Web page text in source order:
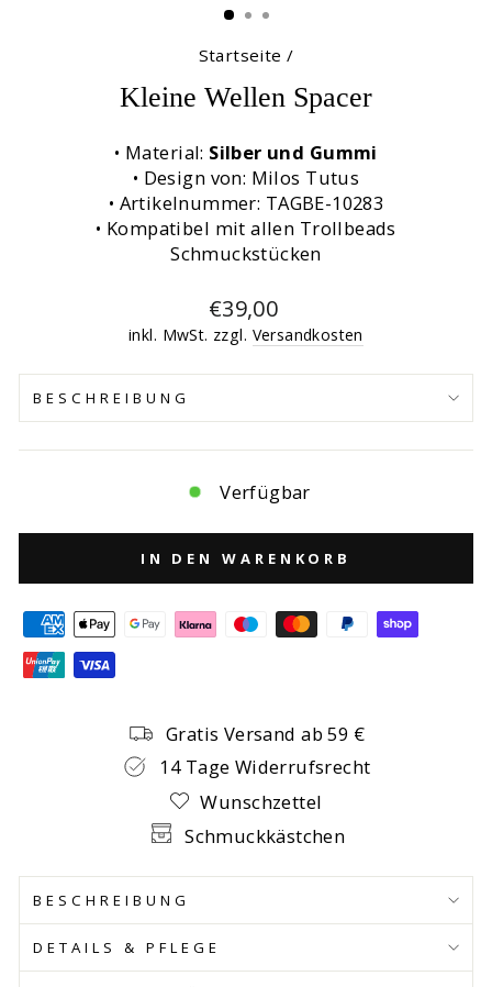
Startseite /
Kleine Wellen Spacer
• Material: Silber und Gummi
• Design von: Milos Tutus
• Artikelnummer: TAGBE-10283
• Kompatibel mit allen Trollbeads
Schmuckstücken
Normaler
Preis
€39,00
inkl. MwSt. zzgl. Versandkosten
BESCHREIBUNG
Verfügbar
IN DEN WARENKORB
Gratis Versand ab 59 €
14 Tage Widerrufsrecht
Wunschzettel
Schmuckkästchen
BESCHREIBUNG
DETAILS & PFLEGE